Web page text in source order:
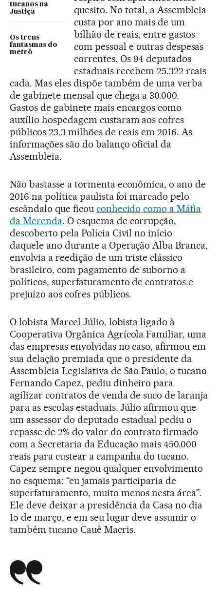
tucanos na
Justiça
Os trens
fantasmas do
metrô
quesito. No total, a Assembleia
custa por ano mais de um
bilhão de reais, entre gastos
com pessoal e outras despesas
correntes. Os 94 deputados
estaduais recebem 25.322 reais
cada. Mas eles dispõe também de uma verba
de gabinete mensal que chega a 30.000.
Gastos de gabinete mais encargos como
auxílio hospedagem custaram aos cofres
públicos 23,3 milhões de reais em 2016. As
informações são do balanço oficial da
Assembleia.
Não bastasse a tormenta econômica, o ano de
2016 na política paulista foi marcado pelo
escândalo que ficou conhecido como a Máfia
da Merenda. O esquema de corrupção,
descoberto pela Polícia Civil no início
daquele ano durante a Operação Alba Branca,
envolvia a reedição de um triste clássico
brasileiro, com pagamento de suborno a
políticos, superfaturamento de contratos e
prejuízo aos cofres públicos.
O lobista Marcel Júlio, lobista ligado à
Cooperativa Orgânica Agrícola Familiar, uma
das empresas envolvidas no caso, afirmou em
sua delação premiada que o presidente da
Assembleia Legislativa de São Paulo, o tucano
Fernando Capez, pediu dinheiro para
agilizar contratos de venda de suco de laranja
para as escolas estaduais. Júlio afirmou que
um assessor do deputado estadual pediu o
repasse de 2% do valor do contrato firmado
com a Secretaria da Educação mais 450.000
reais para custear a campanha do tucano.
Capez sempre negou qualquer envolvimento
no esquema: “eu jamais participaria de
superfaturamento, muito menos nesta área”.
Ele deve deixar a presidência da Casa no dia
15 de março, e em seu lugar deve assumir o
também tucano Cauê Macris.